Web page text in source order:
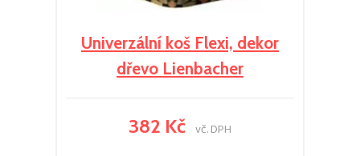
Univerzální koš Flexi, dekor
dřevo Lienbacher
382 Kč vč. DPH